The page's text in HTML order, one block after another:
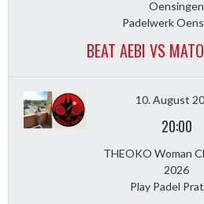
Oensingen
Padelwerk
BEAT AEBI VS
10. August
20:00
THEOKO Woman
2026
Play Padel